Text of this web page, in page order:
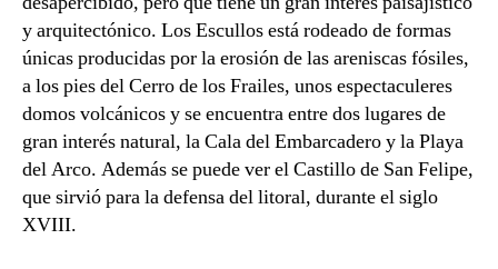
y arquitectónico. Los Escullos está rodeado de formas
únicas producidas por la erosión de las areniscas fósiles,
a los pies del Cerro de los Frailes, unos espectaculeres
domos volcánicos y se encuentra entre dos lugares de
gran interés natural, la Cala del Embarcadero y la Playa
del Arco. Además se puede ver el Castillo de San Felipe,
que sirvió para la defensa del litoral, durante el siglo
XVIII.